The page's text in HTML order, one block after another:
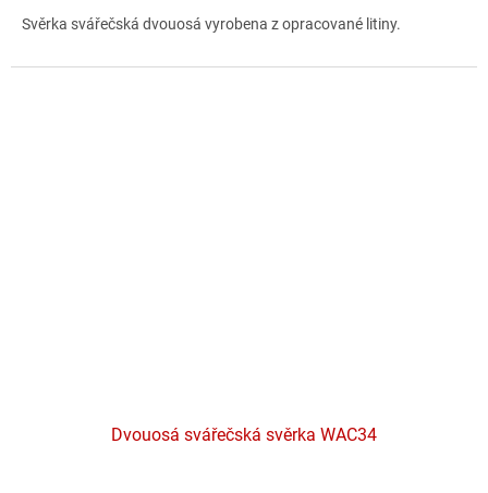
Svěrka svářečská dvouosá vyrobena z opracované litiny.
Dvouosá svářečská svěrka WAC34